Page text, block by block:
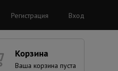
Регистрация Вход
Корзина
Ваша корзина пуста